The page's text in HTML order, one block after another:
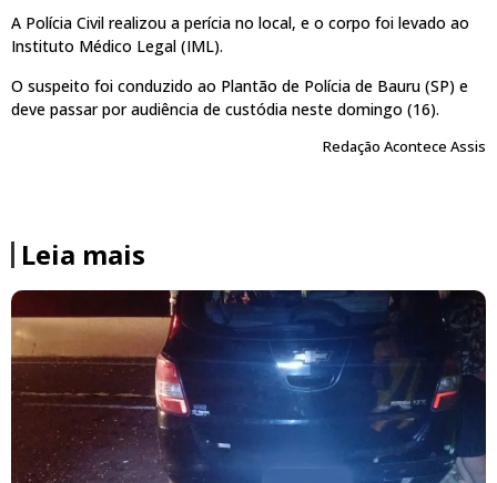
A Polícia Civil realizou a perícia no local, e o corpo foi levado ao
Instituto Médico Legal (IML).
O suspeito foi conduzido ao Plantão de Polícia de Bauru (SP) e
deve passar por audiência de custódia neste domingo (16).
Redação Acontece Assis
Leia mais